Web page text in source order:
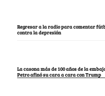
Regresar a la radio para comentar
contra la depresión
La casona más de 100 años de la
Petro afinó su cara a cara con Trump